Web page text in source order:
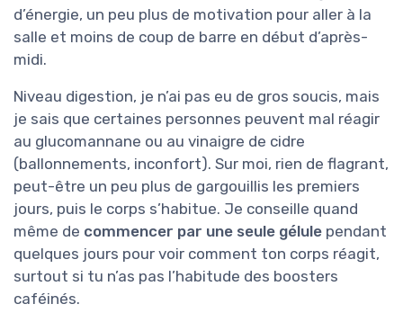
d’énergie, un peu plus de motivation pour aller à la
salle et moins de coup de barre en début d’après-
midi.
Niveau digestion, je n’ai pas eu de gros soucis, mais
je sais que certaines personnes peuvent mal réagir
au glucomannane ou au vinaigre de cidre
(ballonnements, inconfort). Sur moi, rien de flagrant,
peut-être un peu plus de gargouillis les premiers
jours, puis le corps s’habitue. Je conseille quand
même de commencer par une seule gélule pendant
quelques jours pour voir comment ton corps réagit,
surtout si tu n’as pas l’habitude des boosters
caféinés.